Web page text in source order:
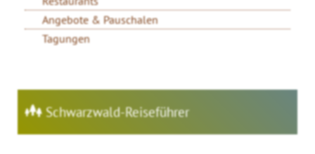
Angebote & Pauschalen
Tagungen
Schwarzwald-Reiseführer